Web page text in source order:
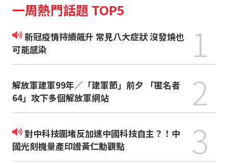
一周熱門話題 TOP5
新冠疫情持續飆升 常見八大症狀 沒發燒也
可能感染
1
解放軍建軍99年／「建軍節」前夕 「匿名者
64」攻下多個解放軍網站
2
對中科技圍堵反加速中國科技自主？！中
國光刻機量產印證黃仁勳觀點
3